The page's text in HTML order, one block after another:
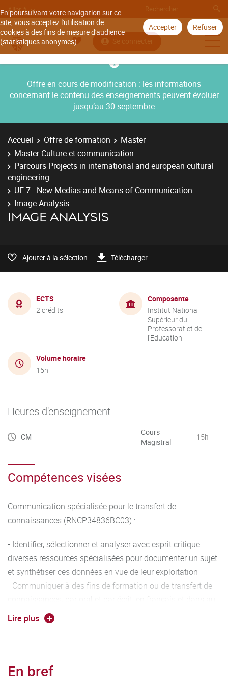
En poursuivant votre navigation sur ce
site, vous acceptez l'utilisation de
cookies à des fins de mesure d'audience
(statistiques anonymes).
Accepter Refuser
Aller à
Se connecter
Offre en cours de modification : les informations
concernant le contenu des enseignements peuvent évoluer
jusqu’au 30 septembre
Accueil Offre de formation
Master
Master Culture et communication
Parcours Projects in international and european cultural
engineering
UE 7 - New Medias and Means of Communication
Image Analysis
IMAGE ANALYSIS
Ajouter à la sélection Télécharger
ECTS
2 crédits
Composante
Institut National
Supérieur du
Professorat et de
l'Education
Volume horaire
15h
Heures d'enseignement
CM
Cours
Magistral
15h
Compétences visées
Communication spécialisée pour le transfert de
connaissances (RNCP34836BC03) :
- Identifier, sélectionner et analyser avec esprit critique
diverses ressources spécialisées pour documenter un sujet
et synthétiser ces données en vue de leur exploitation
- Communiquer à des fins de formation ou de transfert de
moins une langue étrangère
Lire plus
En bref